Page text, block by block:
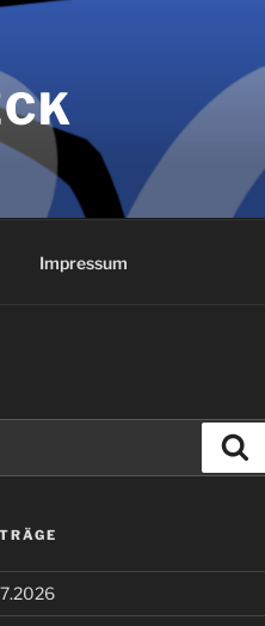
Impressum